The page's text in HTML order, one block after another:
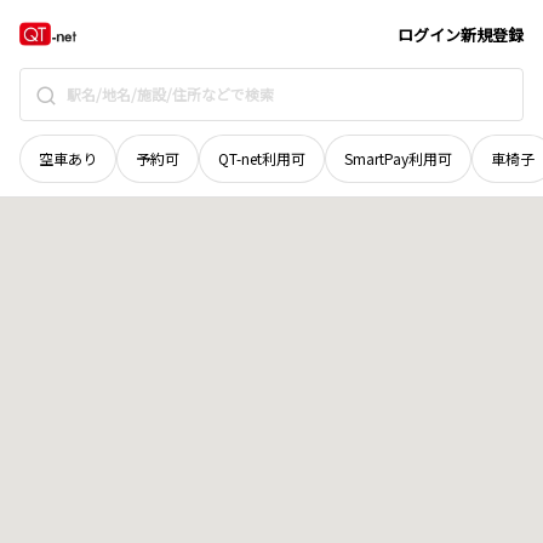
ログイン新規登録
空車あり 予約可 QT-net利用可 SmartPay利用可 車椅子
山口県